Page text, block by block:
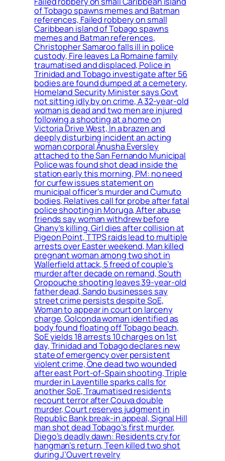
of Tobago spawns memes and Batman
references, Failed robbery on small
Caribbean island of Tobago spawns
memes and Batman references,
Christopher Samaroo falls ill in police
custody, Fire leaves La Romaine family
traumatised and displaced, Police in
Trinidad and Tobago investigate after 56
bodies are found dumped at a cemetery,
Homeland Security Minister says Govt
not sitting idly by on crime, A 32-year-old
woman is dead and two men are injured
following a shooting at a home on
Victoria Drive West, In a brazen and
deeply disturbing incident an acting
woman corporal Anusha Eversley
attached to the San Fernando Municipal
Police was found shot dead inside the
station early this morning, PM: no need
for curfew issues statement on
municipal officer’s murder and Cumuto
bodies, Relatives call for probe after fatal
police shooting in Moruga, After abuse
friends say woman withdrew before
Ghany’s killing, Girl dies after collision at
Pigeon Point, TTPS raids lead to multiple
arrests over Easter weekend, Man killed
pregnant woman among two shot in
Wallerfield attack, 5 freed of couple’s
murder after decade on remand, South
Oropouche shooting leaves 39-year-old
father dead, Sando businesses say
street crime persists despite SoE,
Woman to appear in court on larceny
charge, Golconda woman identified as
body found floating off Tobago beach,
SoE yields 18 arrests 10 charges on 1st
day, Trinidad and Tobago declares new
state of emergency over persistent
violent crime, One dead two wounded
after east Port-of-Spain shooting, Triple
murder in Laventille sparks calls for
another SoE, Traumatised residents
recount terror after Couva double
murder, Court reserves judgment in
Republic Bank break-in appeal, Signal Hill
man shot dead Tobago’s first murder,
Diego’s deadly dawn: Residents cry for
hangman’s return, Teen killed two shot
during J’Ouvert revelry